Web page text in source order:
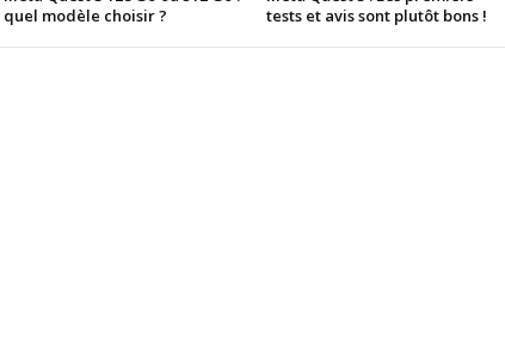
quel modèle choisir ?
tests et avis sont plutôt bons !